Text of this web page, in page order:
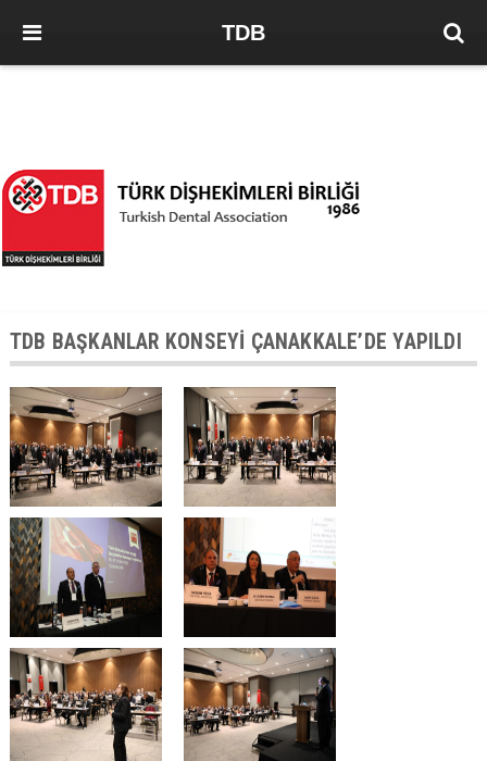
TDB
TDB BAŞKANLAR KONSEYİ ÇANAKKALE’DE YAPILDI